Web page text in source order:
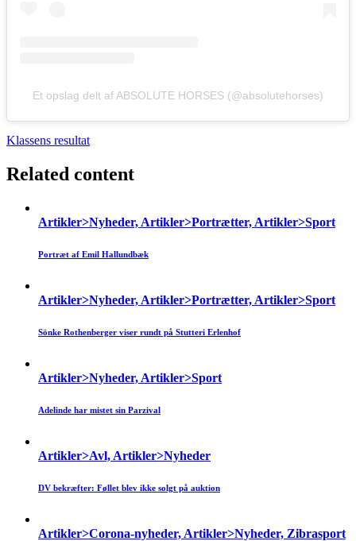
Et opslag delt af ABSOLUTE HORSES (@absolutehorses)
Klassens resultat
Related content
Artikler>Nyheder, Artikler>Portrætter, Artikler>Sport
Portræt af Emil Hallundbæk
Artikler>Nyheder, Artikler>Portrætter, Artikler>Sport
Sönke Rothenberger viser rundt på Stutteri Erlenhof
Artikler>Nyheder, Artikler>Sport
Adelinde har mistet sin Parzival
Artikler>Avl, Artikler>Nyheder
DV bekræfter: Føllet blev ikke solgt på auktion
Artikler>Corona-nyheder, Artikler>Nyheder, Zibrasport